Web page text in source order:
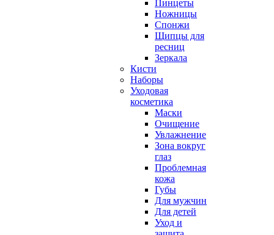
Пинцеты
Ножницы
Спонжи
Щипцы для
ресниц
Зеркала
Кисти
Наборы
Уходовая
косметика
Маски
Очищение
Увлажнение
Зона вокруг
глаз
Проблемная
кожа
Губы
Для мужчин
Для детей
Уход и